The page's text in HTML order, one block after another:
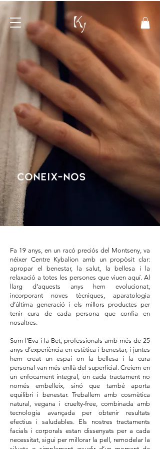
coneix-nos
Fa 19 anys, en un racó preciós del Montseny, va
néixer Centre Kybalion amb un propòsit clar:
apropar el benestar, la salut, la bellesa i la
relaxació a totes les persones que viuen aquí. Al
llarg d’aquests anys hem evolucionat,
incorporant noves tècniques, aparatologia
d’última generació i els millors productes per
tenir cura de cada persona que confia en
nosaltres.
Som l’Eva i la Bet, professionals amb més de 25
anys d’experiència en estètica i benestar, i juntes
hem creat un espai on la bellesa i la cura
personal van més enllà del superficial. Creiem en
un enfocament integral, on cada tractament no
només embelleix, sinó que també aporta
equilibri i benestar. Treballem amb cosmètica
natural, vegana i cruelty-free, combinada amb
tecnologia avançada per obtenir resultats
efectius i saludables. Els nostres tractaments
facials i corporals estan dissenyats per a cada
necessitat, sigui per millorar la pell, remodelar la